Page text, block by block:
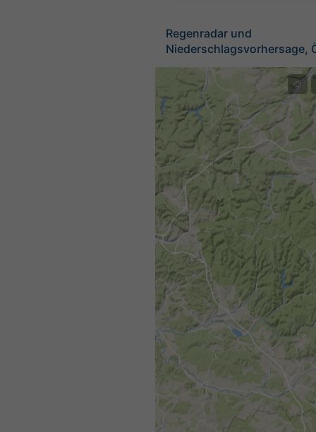
Regenradar und
Niederschlagsvorhersage,
©